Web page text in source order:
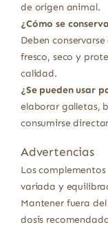
de origen animal.
¿Cómo se
Deben
fresco, seco y
calidad.
¿Se pueden usar
elaborar galletas,
consumirse
Advertencias
Los
variada y
Mantener fuera
dosis